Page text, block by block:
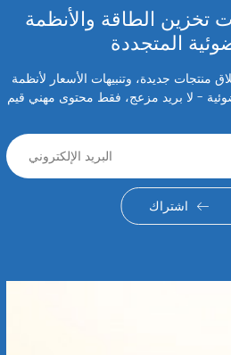
تخزين الطاقة والأنظمة
المتجددة
منتجات جديدة، وتنبيهات الأسعار لأنظمة
- لا بريد مزعج، فقط محتوى مهني قيم
اشتراك